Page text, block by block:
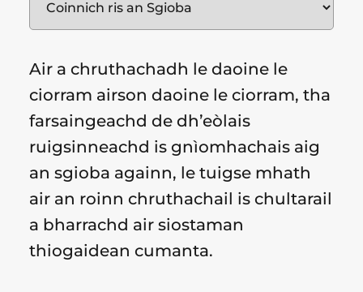
Air a chruthachadh le daoine le
ciorram airson daoine le ciorram, tha
farsaingeachd de dh’eòlais
ruigsinneachd is gnìomhachais aig
an sgioba againn, le tuigse mhath
air an roinn chruthachail is chultarail
a bharrachd air siostaman
thiogaidean cumanta.